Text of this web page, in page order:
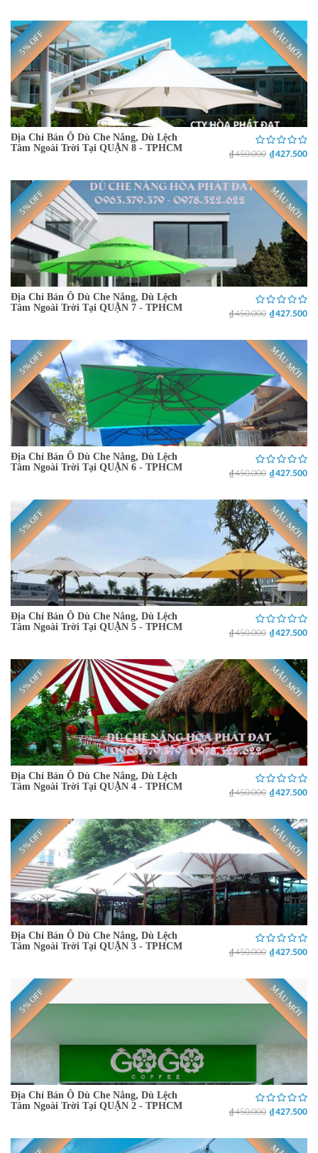
5% OFF MẪU MỚI
Địa Chỉ Bán Ô Dù Che Nắng, Dù Lệch
Tâm Ngoài Trời Tại QUẬN 8 - TPHCM
₫ 450.000 ₫ 427.500
5% OFF MẪU MỚI
Địa Chỉ Bán Ô Dù Che Nắng, Dù Lệch
Tâm Ngoài Trời Tại QUẬN 7 - TPHCM
₫ 450.000 ₫ 427.500
5% OFF MẪU MỚI
Địa Chỉ Bán Ô Dù Che Nắng, Dù Lệch
Tâm Ngoài Trời Tại QUẬN 6 - TPHCM
₫ 450.000 ₫ 427.500
5% OFF MẪU MỚI
Địa Chỉ Bán Ô Dù Che Nắng, Dù Lệch
Tâm Ngoài Trời Tại QUẬN 5 - TPHCM
₫ 450.000 ₫ 427.500
5% OFF MẪU MỚI
Địa Chỉ Bán Ô Dù Che Nắng, Dù Lệch
Tâm Ngoài Trời Tại QUẬN 4 - TPHCM
₫ 450.000 ₫ 427.500
5% OFF MẪU MỚI
Địa Chỉ Bán Ô Dù Che Nắng, Dù Lệch
Tâm Ngoài Trời Tại QUẬN 3 - TPHCM
₫ 450.000 ₫ 427.500
5% OFF MẪU MỚI
Địa Chỉ Bán Ô Dù Che Nắng, Dù Lệch
Tâm Ngoài Trời Tại QUẬN 2 - TPHCM
₫ 450.000 ₫ 427.500